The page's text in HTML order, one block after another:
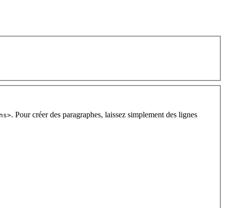
. Pour créer des paragraphes, laissez simplement des lignes